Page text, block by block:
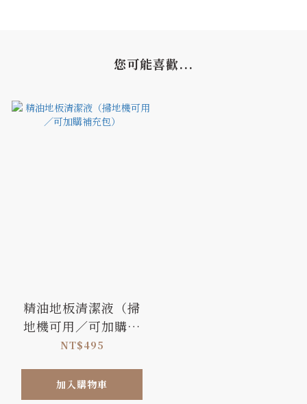
您可能喜歡...
精油地板清潔液（掃
地機可用／可加購補
充包）
NT$495
加入購物車